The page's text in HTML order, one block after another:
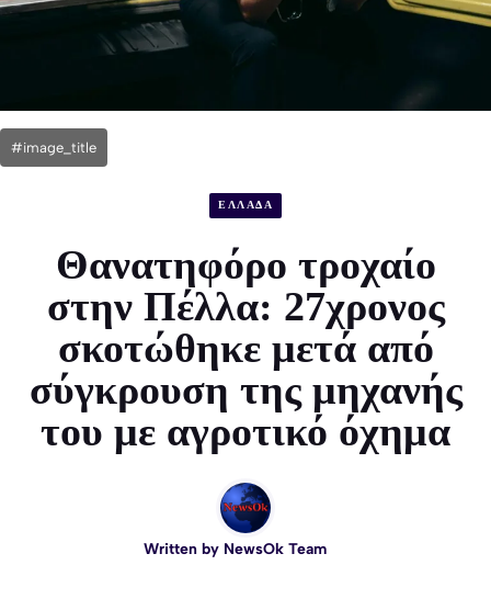
#image_title
ΕΛΛΑΔΑ
Θανατηφόρο τροχαίο
στην Πέλλα: 27χρονος
σκοτώθηκε μετά από
σύγκρουση της μηχανής
του με αγροτικό όχημα
Written by NewsOk Team